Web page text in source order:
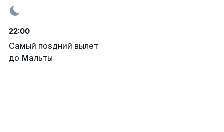
22:00
Самый поздний вылет
до Мальты